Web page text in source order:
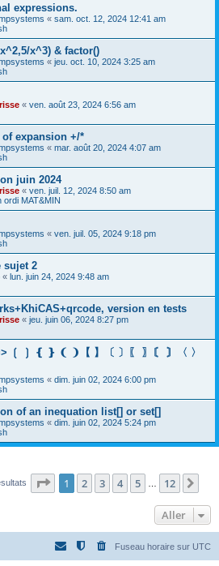
expressions.
« sam. oct. 12, 2024 12:41 am
x^3) & factor()
« jeu. oct. 10, 2024 3:25 am
« ven. août 23, 2024 6:56 am
expansion +/*
« mar. août 20, 2024 4:07 am
juin 2024
« ven. juil. 12, 2024 8:50 am
ordi MAT&MIN
« ven. juil. 05, 2024 9:18 pm
sujet 2
« lun. juin 24, 2024 9:48 am
version en tests
« jeu. juin 06, 2024 8:27 pm
❲ ❳ ❴ ❵ ❨ ❩【 】〔 〕〖 〗〘 〙〈 〉
« dim. juin 02, 2024 6:00 pm
of an inequation list[] or set[]
« dim. juin 02, 2024 5:24 pm
Page 1sur12
1 2 3 4 5 12
Aller
Fuseau horaire sur UTC